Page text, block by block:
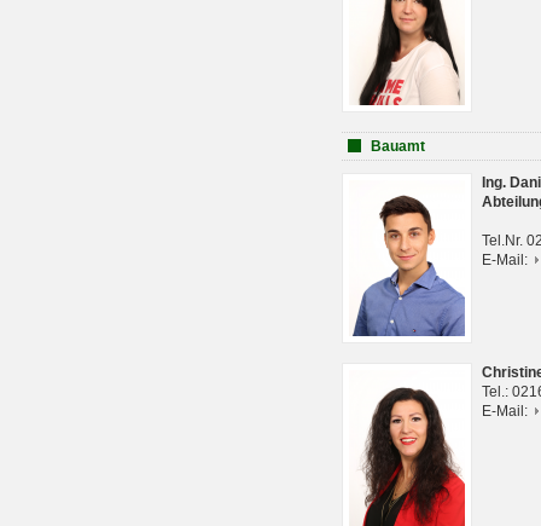
Bauamt
Ing.
Tel.Nr.
E-Mail:
Tel.:
E-Mail: